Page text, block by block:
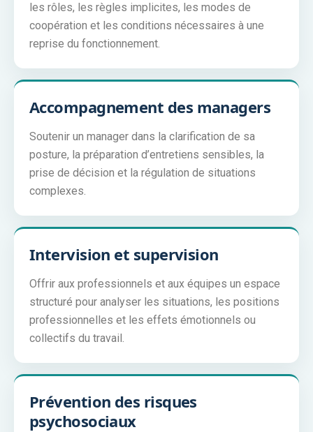
les rôles, les règles implicites, les modes de
coopération et les conditions nécessaires à une
reprise du fonctionnement.
Accompagnement des managers
Soutenir un manager dans la clarification de sa
posture, la préparation d’entretiens sensibles, la
prise de décision et la régulation de situations
complexes.
Intervision et supervision
Offrir aux professionnels et aux équipes un espace
structuré pour analyser les situations, les positions
professionnelles et les effets émotionnels ou
collectifs du travail.
Prévention des risques
psychosociaux